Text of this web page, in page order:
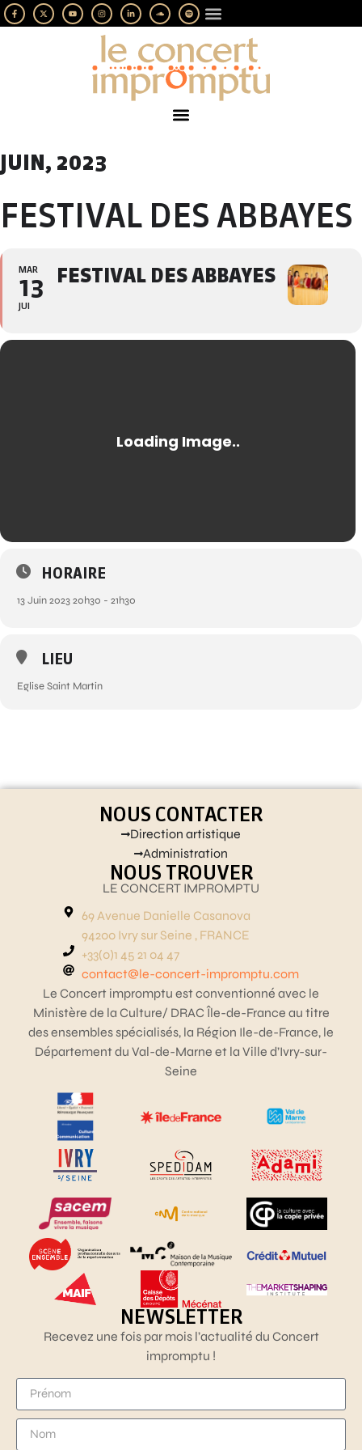
JUIN, 2023
FESTIVAL DES ABBAYES
MAR
13
JUI
FESTIVAL DES ABBAYES
HORAIRE
13 Juin 2023 20h30 - 21h30
LIEU
Eglise Saint Martin
NOUS CONTACTER
Direction artistique
Administration
NOUS TROUVER
LE CONCERT IMPROMPTU
69 Avenue Danielle Casanova
94200 Ivry sur Seine , FRANCE
+33(0)1 45 21 04 47
contact@le-concert-impromptu.com
Le Concert impromptu est conventionné avec le
Ministère de la Culture/ DRAC Île-de-France au titre
des ensembles spécialisés, la Région Ile-de-France, le
Département du Val-de-Marne et la Ville d’Ivry-sur-
Seine
NEWSLETTER
Recevez une fois par mois l’actualité du Concert
impromptu !